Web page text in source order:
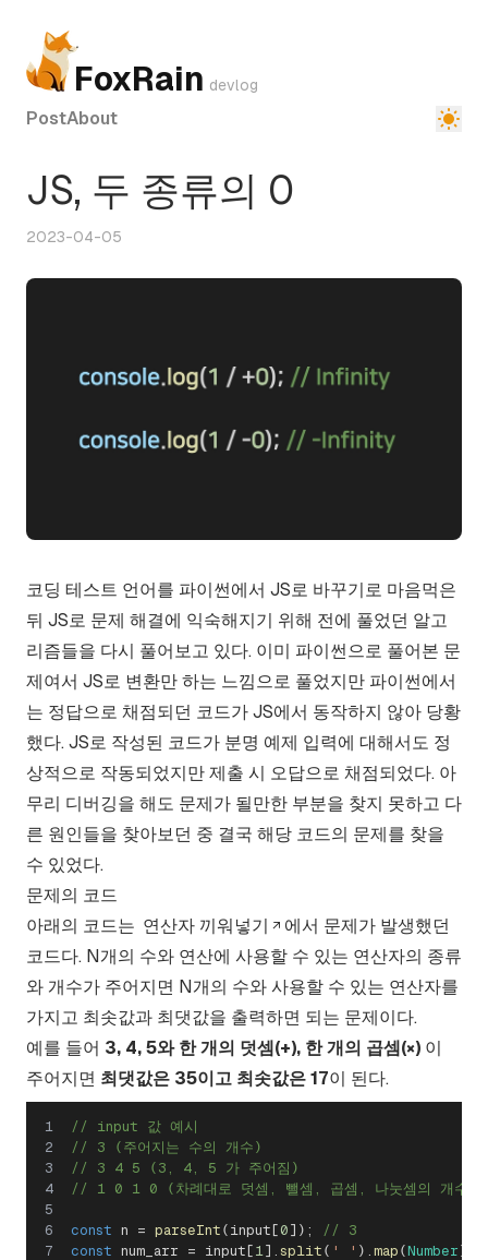
FoxRain devlog
PostAbout
JS, 두 종류의 0
2023-04-05
코딩 테스트 언어를 파이썬에서 JS로 바꾸기로 마음먹은
뒤 JS로 문제 해결에 익숙해지기 위해 전에 풀었던 알고
리즘들을 다시 풀어보고 있다. 이미 파이썬으로 풀어본 문
제여서 JS로 변환만 하는 느낌으로 풀었지만 파이썬에서
는 정답으로 채점되던 코드가 JS에서 동작하지 않아 당황
했다. JS로 작성된 코드가 분명 예제 입력에 대해서도 정
상적으로 작동되었지만 제출 시 오답으로 채점되었다. 아
무리 디버깅을 해도 문제가 될만한 부분을 찾지 못하고 다
른 원인들을 찾아보던 중 결국 해당 코드의 문제를 찾을
수 있었다.
문제의 코드
아래의 코드는 연산자 끼워넣기
에서 문제가 발생했던
코드다. N개의 수와 연산에 사용할 수 있는 연산자의 종류
와 개수가 주어지면 N개의 수와 사용할 수 있는 연산자를
가지고 최솟값과 최댓값을 출력하면 되는 문제이다.
예를 들어 3, 4, 5와 한 개의 덧셈(+), 한 개의 곱셈(×) 이
주어지면 최댓값은 35이고 최솟값은 17이 된다.
// input 값 예시
// 3 (주어지는 수의 개수)
// 3 4 5 (3, 4, 5 가 주어짐)
// 1 0 1 0 (차례대로 덧셈, 뺄셈, 곱셈, 나눗셈의 개수
const n = parseInt ( input [0 ] ) ;
// 3
const num_arr = input [ 1 ] split ( ' ' ) map (Number )